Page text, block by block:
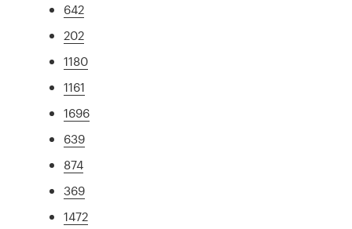
642
202
1180
1161
1696
639
874
369
1472